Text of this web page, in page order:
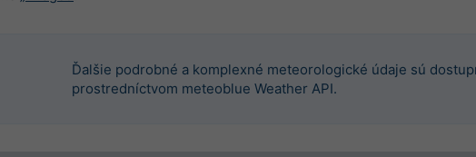
Ďalšie podrobné a komplexné meteorologické údaje sú
prostredníctvom meteoblue Weather API.